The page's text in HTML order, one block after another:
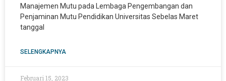
Manajemen Mutu pada Lembaga Pengembangan dan
Penjaminan Mutu Pendidikan Universitas Sebelas Maret
tanggal
SELENGKAPNYA
Februari 15, 2023